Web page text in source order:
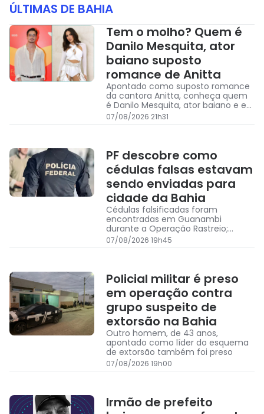
ÚLTIMAS DE BAHIA
Tem o molho? Quem é
Danilo Mesquita, ator
baiano suposto
romance de Anitta
Apontado como suposto romance
da cantora Anitta, conheça quem
é Danilo Mesquita, ator baiano e ex
de famosas
07/08/2026 21h31
PF descobre como
cédulas falsas estavam
sendo enviadas para
cidade da Bahia
Cédulas falsificadas foram
encontradas em Guanambi
durante a Operação Rastreio;
apreensão totalizou R$ 11 mil em
dinheiro falso
07/08/2026 19h45
Policial militar é preso
em operação contra
grupo suspeito de
extorsão na Bahia
Outro homem, de 43 anos,
apontado como líder do esquema
de extorsão também foi preso
07/08/2026 19h00
Irmão de prefeito